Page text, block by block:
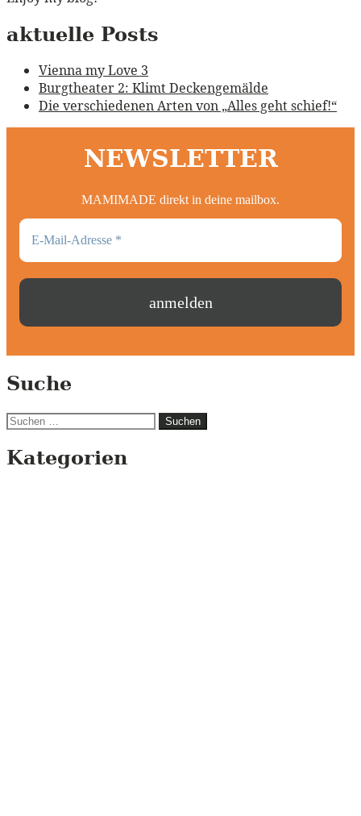
aktuelle Posts
Vienna my Love 3
Burgtheater 2: Klimt Deckengemälde
Die verschiedenen Arten von „Alles geht schief!“
NEWSLETTER
MAMIMADE direkt in deine mailbox.
Suche
Suchen
Kategorien